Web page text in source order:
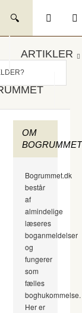
ARTIKLER
OM
BOGRUMMET
Bogrummet.dk
består
af
almindelige
læseres
boganmeldelser
og
fungerer
som
fælles
boghukommelse.
Her er